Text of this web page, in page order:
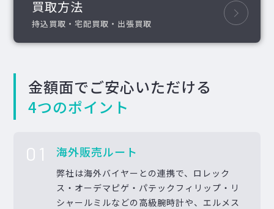
買取方法
持込買取・宅配買取・出張買取
金額面でご安心いただける
4つのポイント
01 海外販売ルート
弊社は海外バイヤーとの連携で、ロレック
ス・オーデマピゲ・パテックフィリップ・リ
シャールミルなどの高級腕時計や、エルメス